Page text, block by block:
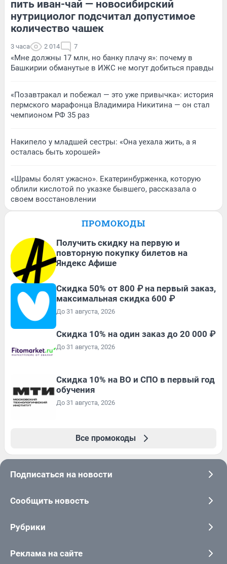
пить иван-чай — новосибирский
нутрициолог подсчитал допустимое
количество чашек
3 часа 2 014 7
«Мне должны 17 млн, но банку плачу я»: почему в
Башкирии обманутые в ИЖС не могут добиться правды
«Позавтракал и побежал — это уже привычка»: история
пермского марафонца Владимира Никитина — он стал
чемпионом РФ 35 раз
Накипело у младшей сестры: «Она уехала жить, а я
осталась быть хорошей»
«Шрамы болят ужасно». Екатеринбурженка, которую
облили кислотой по указке бывшего, рассказала о
своем восстановлении
ПРОМОКОДЫ
Получить скидку на первую и
повторную покупку билетов на
Яндекс Афише
Скидка 50% от 800 ₽ на первый заказ,
максимальная скидка 600 ₽
До 31 августа, 2026
Скидка 10% на один заказ до 20 000 ₽
До 31 августа, 2026
Скидка 10% на ВО и СПО в первый год
обучения
До 31 августа, 2026
Все промокоды
Подписаться на новости
Сообщить новость
Рубрики
Реклама на сайте